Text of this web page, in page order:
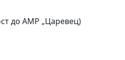
до АМР „Царевец)